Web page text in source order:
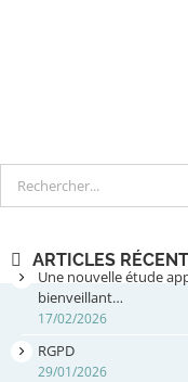
Rechercher
ARTICLES
Une nouvelle étude
bienveillant…
17/02/2026
RGPD
29/01/2026